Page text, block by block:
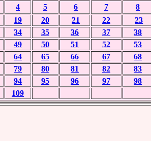
4 5 6 7 8
19 20 21 22 23
34 35 36 37 38
49 50 51 52 53
64 65 66 67 68
79 80 81 82 83
94 95 96 97 98
109